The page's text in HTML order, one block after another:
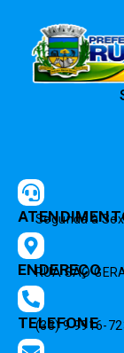
Segunda à
ENDEREÇO
RUA SÃO
TELEFONE
(33) 9 9916-